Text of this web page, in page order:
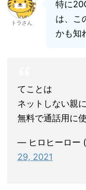
トラさん
特に
は、こ
かも知
てことは
ネットしない親
無料で通話用に
— ヒロヒーロー
29, 2021